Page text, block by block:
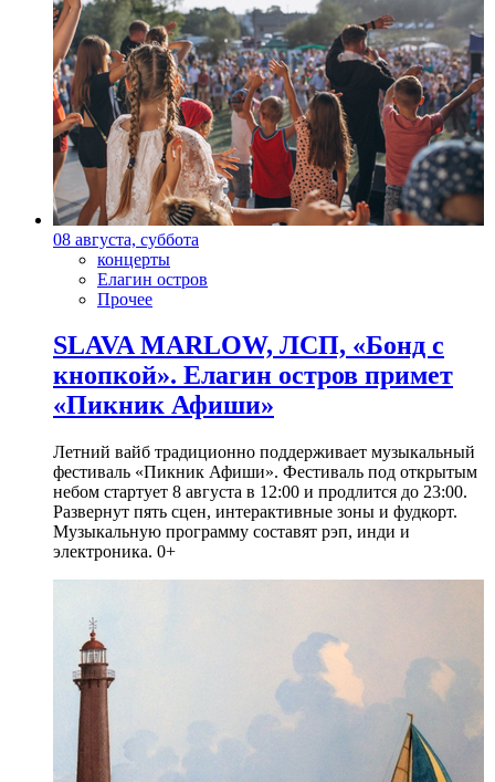
08 августа, суббота
концерты
Елагин остров
Прочее
SLAVA MARLOW, ЛСП, «Бонд с
кнопкой». Елагин остров примет
«Пикник Афиши»
Летний вайб традиционно поддерживает музыкальный
фестиваль «Пикник Афиши». Фестиваль под открытым
небом стартует 8 августа в 12:00 и продлится до 23:00.
Развернут пять сцен, интерактивные зоны и фудкорт.
Музыкальную программу составят рэп, инди и
электроника. 0+